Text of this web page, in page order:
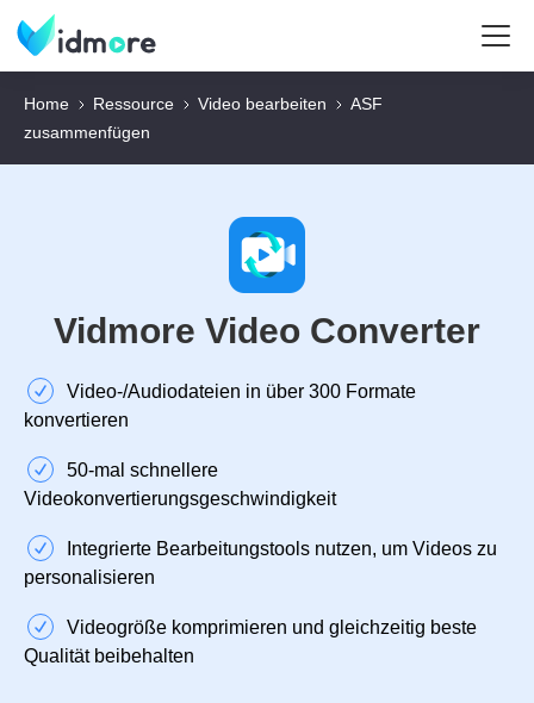
Home Ressource Video bearbeiten
ASF
zusammenfügen
Vidmore Video Converter
Video‑/Audiodateien in über 300 Formate
konvertieren
50‑mal schnellere
Videokonvertierungsgeschwindigkeit
Integrierte Bearbeitungstools nutzen, um Videos zu
personalisieren
Videogröße komprimieren und gleichzeitig beste
Qualität beibehalten